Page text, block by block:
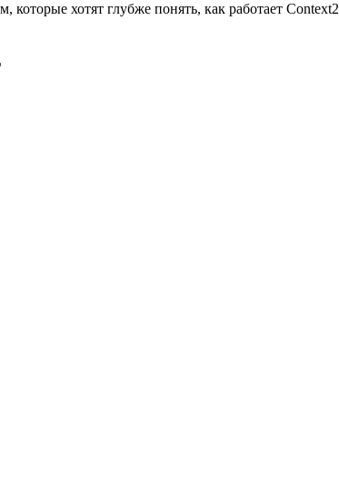
хотят глубже понять, как работает